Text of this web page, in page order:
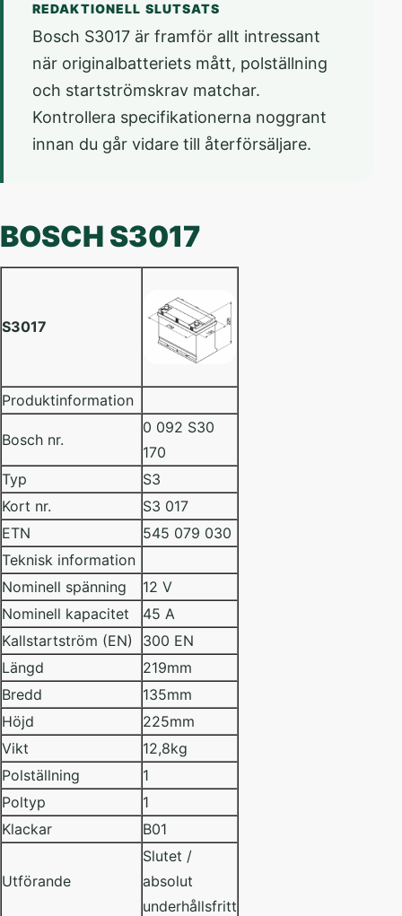
REDAKTIONELL SLUTSATS
Bosch S3017 är framför allt intressant
när originalbatteriets mått, polställning
och startströmskrav matchar.
Kontrollera specifikationerna noggrant
innan du går vidare till återförsäljare.
BOSCH S3017
S3017
Produktinformation
Bosch nr.
0 092 S30
170
Typ
S3
Kort nr.
S3 017
ETN
545 079 030
Teknisk information
Nominell spänning
12 V
Nominell kapacitet
45 A
Kallstartström (EN)
300 EN
Längd
219mm
Bredd
135mm
Höjd
225mm
Vikt
12,8kg
Polställning
1
Poltyp
1
Klackar
B01
Utförande
Slutet /
absolut
underhållsfritt